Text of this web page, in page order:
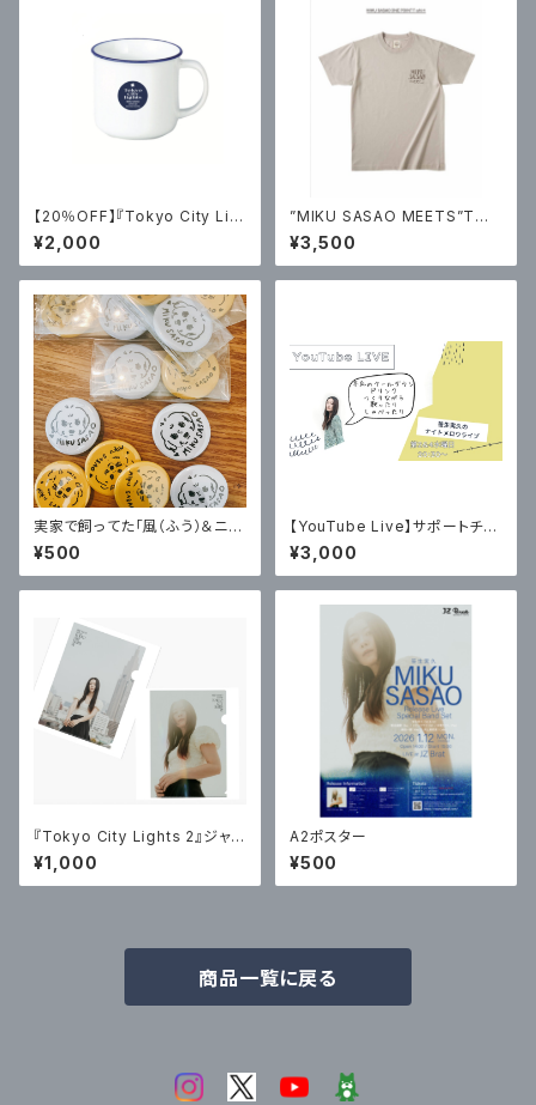
【20％OFF】『Tokyo City Lig
hts 2』マグカップ
¥2,000
”MIKU SASAO MEETS”Tシャ
ツ
¥3,500
実家で飼ってた「風（ふう）＆ニ
コ」缶バッチ2個セット
¥500
【YouTube Live】サポートチケ
ット
¥3,000
『Tokyo City Lights 2』ジャケ
ットクリアファイル2枚セット
¥1,000
A2ポスター
¥500
商品一覧に戻る